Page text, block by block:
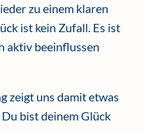
zu einem klaren
ist kein Zufall. Es ist
aktiv beeinflussen
zeigt uns damit etwas
bist deinem Glück